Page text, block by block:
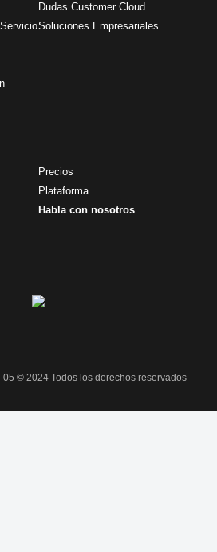
Dudas Customer Cloud
Soluciones Empresariales
Precios
Plataforma
Habla con nosotros
05 © 2024 Todos los derechos reservados